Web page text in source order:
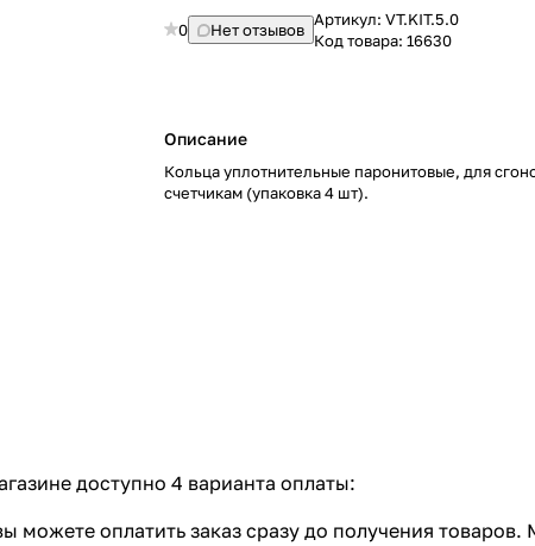
0 Нет отзывов
Артикул:VT.KIT.5.0
Код товара:16630
Описание
Кольца уплотнительные паронитовые, для
счетчикам (упаковка 4 шт).
доступно 4 варианта оплаты:
можете оплатить заказ сразу до получения